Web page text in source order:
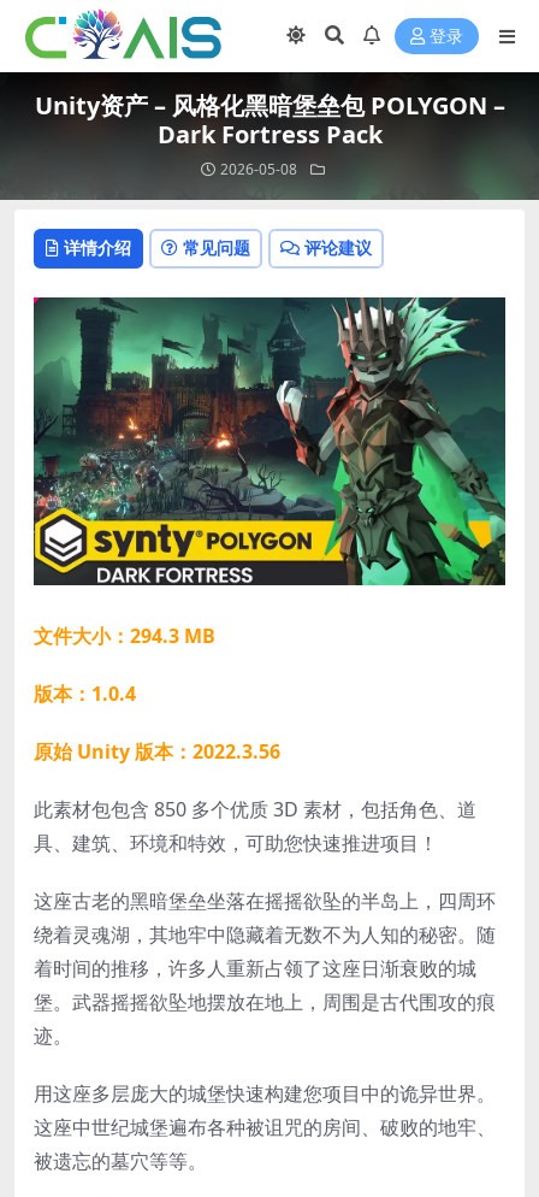
登录
Unity资产 – 风格化黑暗堡垒包 POLYGON –
Dark Fortress Pack
2026-05-08
详情介绍 常见问题 评论建议
文件大小：294.3 MB
版本：1.0.4
原始 Unity 版本：2022.3.56
此素材包包含 850 多个优质 3D 素材，包括角色、道
具、建筑、环境和特效，可助您快速推进项目！
这座古老的黑暗堡垒坐落在摇摇欲坠的半岛上，四周环
绕着灵魂湖，其地牢中隐藏着无数不为人知的秘密。随
着时间的推移，许多人重新占领了这座日渐衰败的城
堡。武器摇摇欲坠地摆放在地上，周围是古代围攻的痕
迹。
用这座多层庞大的城堡快速构建您项目中的诡异世界。
这座中世纪城堡遍布各种被诅咒的房间、破败的地牢、
被遗忘的墓穴等等。